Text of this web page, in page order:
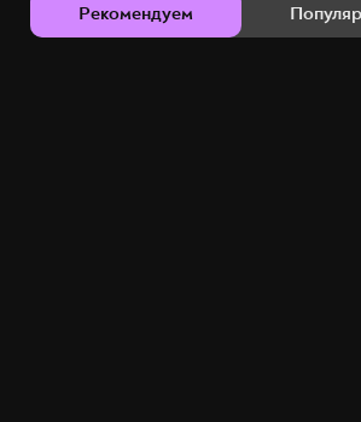
Рекомендуем